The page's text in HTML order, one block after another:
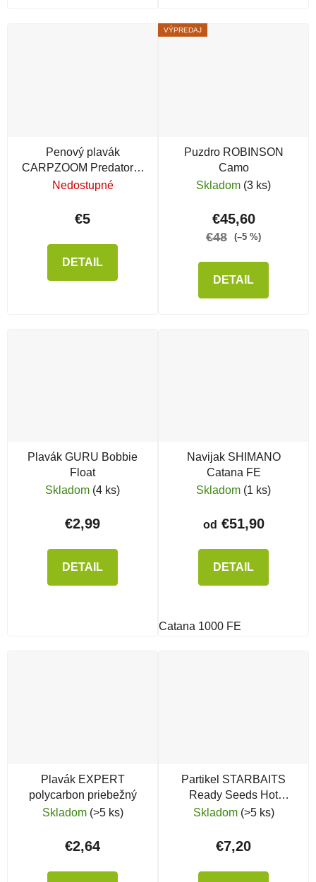
Penový plavák
CARPZOOM Predator-Z
EVA s olovom
Nedostupné
€5
DETAIL
VÝPREDAJ
Puzdro ROBINSON
Camo
Skladom (3 ks)
€45,60
€48 (–5 %)
DETAIL
Plavák GURU Bobbie
Float
Skladom (4 ks)
€2,99
DETAIL
Navijak SHIMANO
Catana FE
Skladom (1 ks)
od €51,90
DETAIL
Catana 1000 FE
Plavák EXPERT
polycarbon priebežný
Skladom (>5 ks)
€2,64
Partikel STARBAITS
Ready Seeds Hot
Demon Spod Mix (zmes
Skladom (>5 ks)
€7,20